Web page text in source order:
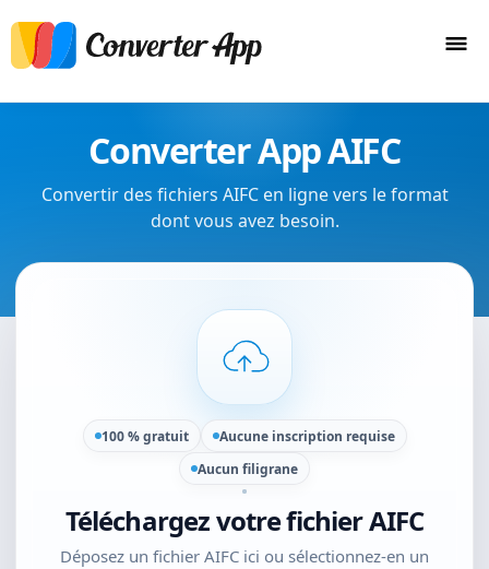
Converter App AIFC
Convertir des fichiers AIFC en ligne vers le format
dont vous avez besoin.
100 % gratuit
Aucune inscription requise
Aucun filigrane
Téléchargez votre fichier AIFC
Déposez un fichier AIFC ici ou sélectionnez-en un